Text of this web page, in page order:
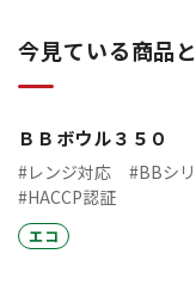
今見ている商品
ＢＢボウル３５０
#レンジ対応
#BBシ
#HACCP認証
エコ